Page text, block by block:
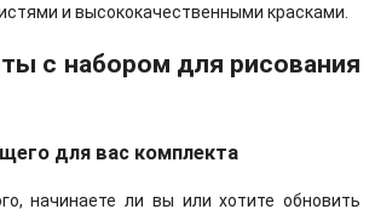
и высококачественными красками.
с набором для рисования
для вас комплекта
начинаете ли вы или хотите обновить